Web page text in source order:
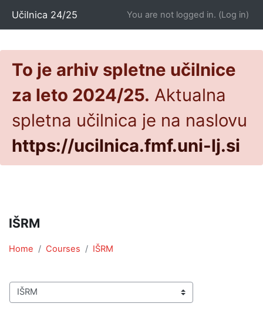
To je arhiv spletne učilnice
za leto 2024/25. Aktualna
spletna učilnica je na naslovu
https://ucilnica.fmf.uni-lj.si
Učilnica 24/25 You are not logged in. (Log in)
IŠRM
Home Courses IŠRM
Course categories